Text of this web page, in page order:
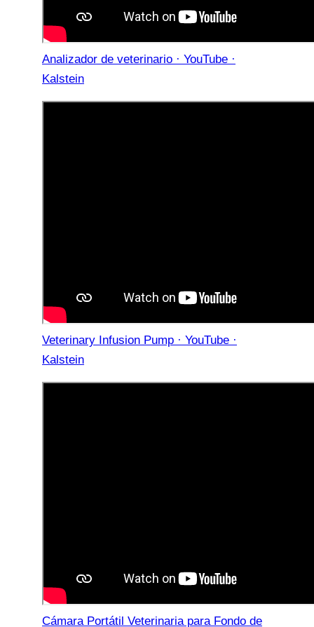
Analizador de veterinario · YouTube ·
Kalstein
Veterinary Infusion Pump · YouTube ·
Kalstein
Cámara Portátil Veterinaria para Fondo de